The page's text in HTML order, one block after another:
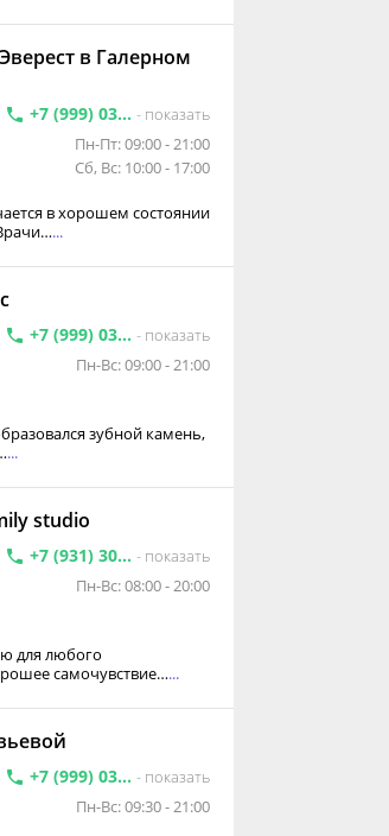
в Галерном
+7 (999) 03... - показать
Пн-Пт: 09:00 - 21:00
Сб, Вс: 10:00 - 17:00
в хорошем состоянии
...
+7 (999) 03... - показать
Пн-Вс: 09:00 - 21:00
зубной камень,
...
studio
+7 (931) 30... - показать
Пн-Вс: 08:00 - 20:00
для любого
самочувствие…...
+7 (999) 03... - показать
Пн-Вс: 09:30 - 21:00